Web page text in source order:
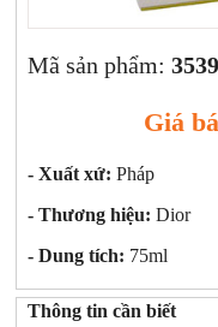
Mã sản phẩm:3539
Giá
- Xuất xứ: Pháp
- Thương hiệu: Dior
- Dung tích: 75ml
Thông tin cần biết